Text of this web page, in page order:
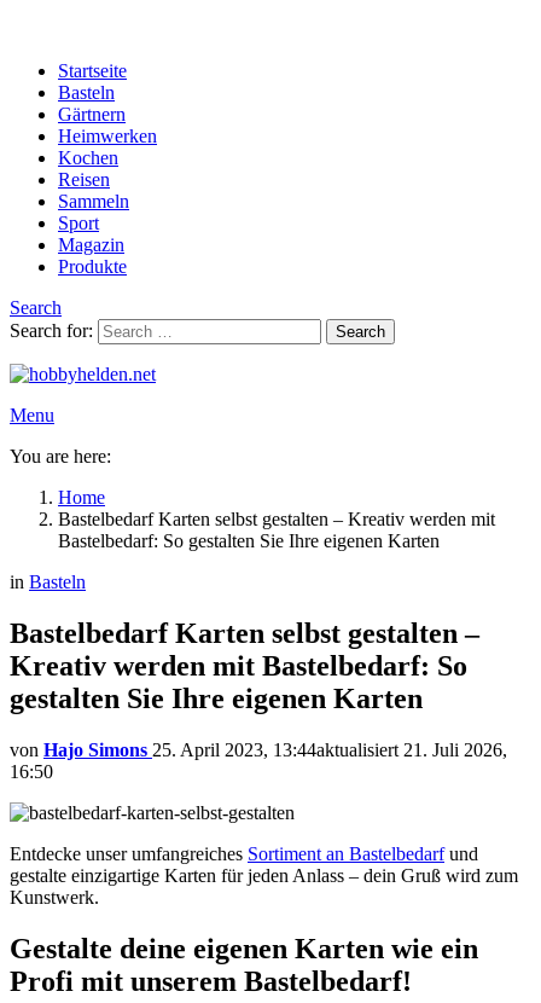
Startseite
Basteln
Gärtnern
Heimwerken
Kochen
Reisen
Sammeln
Sport
Magazin
Produkte
Search
Search for:
Search
Menu
You are here:
Home
Bastelbedarf Karten selbst gestalten – Kreativ werden mit
Bastelbedarf: So gestalten Sie Ihre eigenen Karten
in Basteln
Bastelbedarf Karten selbst gestalten –
Kreativ werden mit Bastelbedarf: So
gestalten Sie Ihre eigenen Karten
von Hajo Simons 25. April 2023, 13:44aktualisiert 21. Juli 2026,
16:50
Entdecke unser umfangreiches Sortiment an Bastelbedarfund
gestalte einzigartige Karten für jeden Anlass – dein Gruß wird zum
Kunstwerk.
Gestalte deine eigenen Karten wie ein
Profi mit unserem Bastelbedarf!